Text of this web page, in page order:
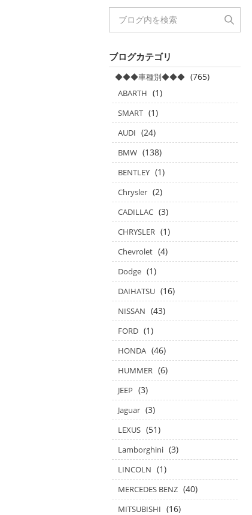
ブログカテゴリ
◆◆◆車種別◆◆◆ (765)
ABARTH (1)
SMART (1)
AUDI (24)
BMW (138)
BENTLEY (1)
Chrysler (2)
CADILLAC (3)
CHRYSLER (1)
Chevrolet (4)
Dodge (1)
DAIHATSU (16)
NISSAN (43)
FORD (1)
HONDA (46)
HUMMER (6)
JEEP (3)
Jaguar (3)
LEXUS (51)
Lamborghini (3)
LINCOLN (1)
MERCEDES BENZ (40)
MITSUBISHI (16)